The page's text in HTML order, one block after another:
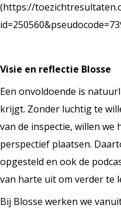
(https://
Visie en reflectie Blosse
Een onvoldoende is
krijgt. Zonder luchtig te
van de inspectie, willen
perspectief plaatsen.
opgesteld en ook de
van harte uit om verder te
Bij Blosse werken we